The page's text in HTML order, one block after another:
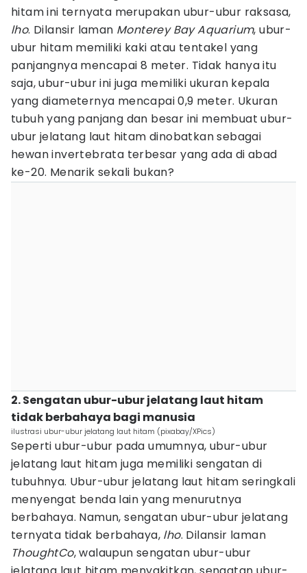
hitam ini ternyata merupakan ubur-ubur raksasa,
lho. Dilansir laman Monterey Bay Aquarium, ubur-
ubur hitam memiliki kaki atau tentakel yang
panjangnya mencapai 8 meter. Tidak hanya itu
saja, ubur-ubur ini juga memiliki ukuran kepala
yang diameternya mencapai 0,9 meter. Ukuran
tubuh yang panjang dan besar ini membuat ubur-
ubur jelatang laut hitam dinobatkan sebagai
hewan invertebrata terbesar yang ada di abad
ke-20. Menarik sekali bukan?
2. Sengatan ubur-ubur jelatang laut hitam
tidak berbahaya bagi manusia
ilustrasi ubur-ubur jelatang laut hitam (pixabay/XPics)
Seperti ubur-ubur pada umumnya, ubur-ubur
jelatang laut hitam juga memiliki sengatan di
tubuhnya. Ubur-ubur jelatang laut hitam seringkali
menyengat benda lain yang menurutnya
berbahaya. Namun, sengatan ubur-ubur jelatang
ternyata tidak berbahaya, lho. Dilansir laman
ThoughtCo, walaupun sengatan ubur-ubur